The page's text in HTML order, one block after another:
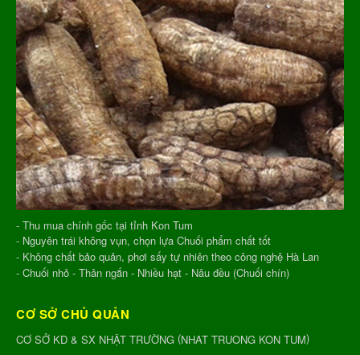
- Thu mua chính gốc tại tỉnh Kon Tum
- Nguyên trái không vụn, chọn lựa Chuối phẩm chất tốt
- Không chất bảo quản, phơi sấy tự nhiên theo công nghệ Hà Lan
- Chuối nhỏ - Thân ngắn - Nhiều hạt - Nâu đều (Chuối chín)
CƠ SỞ CHỦ QUẢN
CƠ SỞ KD & SX NHẬT TRƯỜNG (NHAT TRUONG KON TUM)